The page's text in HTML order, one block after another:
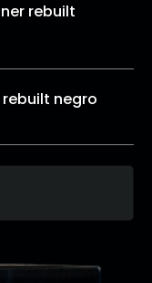
rebuilt
negro